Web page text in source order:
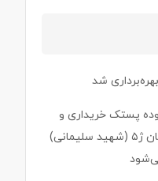
شد
پستک خریداری و
تخریب شد / خیابان ژ۵ (شهید سلیمانی)